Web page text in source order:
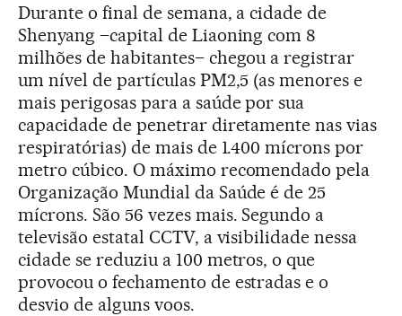
Durante o final de semana, a cidade de
Shenyang –capital de Liaoning com 8
milhões de habitantes– chegou a registrar
um nível de partículas PM2,5 (as menores e
mais perigosas para a saúde por sua
capacidade de penetrar diretamente nas vias
respiratórias) de mais de 1.400 mícrons por
metro cúbico. O máximo recomendado pela
Organização Mundial da Saúde é de 25
mícrons. São 56 vezes mais. Segundo a
televisão estatal CCTV, a visibilidade nessa
cidade se reduziu a 100 metros, o que
provocou o fechamento de estradas e o
desvio de alguns voos.